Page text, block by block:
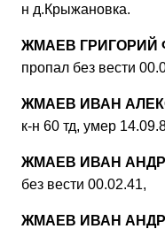
н д.Крыжановка.
ЖМАЕВ ГРИГОРИЙ
пропал без вести
ЖМАЕВ ИВАН
к-н 60 тд, умер
ЖМАЕВ ИВАН
без вести 00.02.41,
ЖМАЕВ ИВАН